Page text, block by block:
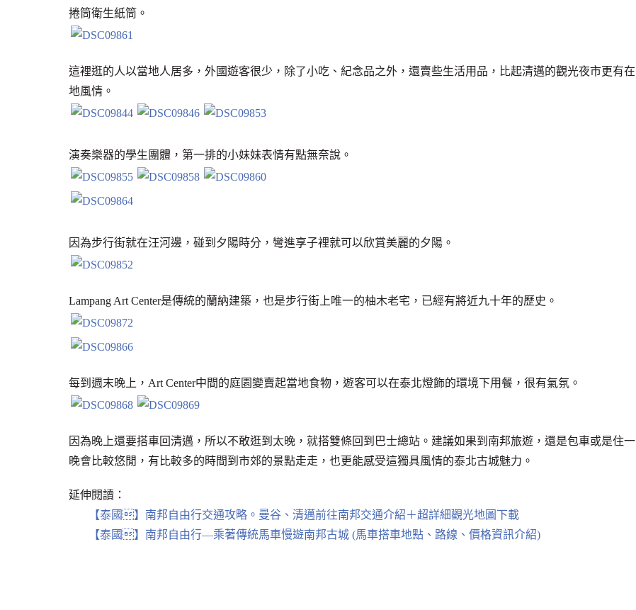
捲筒衛生紙筒。
這裡逛的人以當地人居多，外國遊客很少，除了小吃、紀念品之外，還賣些生活用品，比起清邁的觀光夜市更有在
地風情。
演奏樂器的學生團體，第一排的小妹妹表情有點無奈說。
因為步行街就在汪河邊，碰到夕陽時分，彎進享子裡就可以欣賞美麗的夕陽。
Lampang Art Center是傳統的蘭納建築，也是步行街上唯一的柚木老宅，已經有將近九十年的歷史。
每到週末晚上，Art Center中間的庭園變賣起當地食物，遊客可以在泰北燈飾的環境下用餐，很有氣氛。
因為晚上還要搭車回清邁，所以不敢逛到太晚，就搭雙條回到巴士總站。建議如果到南邦旅遊，還是包車或是住一
晚會比較悠閒，有比較多的時間到市郊的景點走走，也更能感受這獨具風情的泰北古城魅力。
延伸閱讀：
【泰國】南邦自由行交通攻略。曼谷、清邁前往南邦交通介紹＋超詳細觀光地圖下載
【泰國】南邦自由行—乘著傳統馬車慢遊南邦古城 (馬車搭車地點、路線、價格資訊介紹)